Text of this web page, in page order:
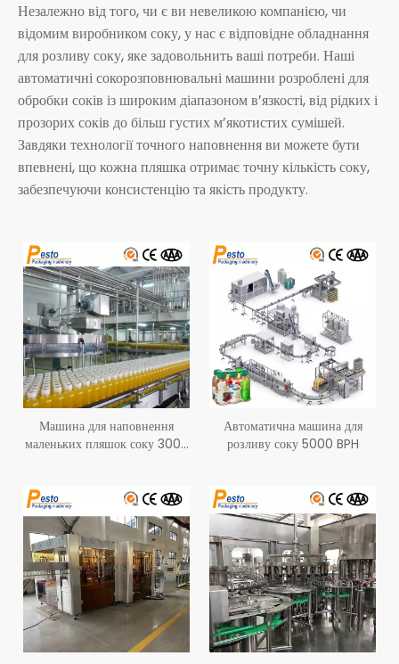
Незалежно від того, чи є ви невеликою компанією, чи
відомим виробником соку, у нас є відповідне обладнання
для розливу соку, яке задовольнить ваші потреби. Наші
автоматичні сокорозповнювальні машини розроблені для
обробки соків із широким діапазоном в’язкості, від рідких і
прозорих соків до більш густих м’якотистих сумішей.
Завдяки технології точного наповнення ви можете бути
впевнені, що кожна пляшка отримає точну кількість соку,
забезпечуючи консистенцію та якість продукту.
Машина для наповнення
маленьких пляшок соку 3000
Автоматична машина для
розливу соку 5000 BPH